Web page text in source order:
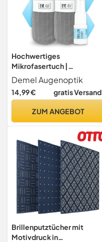
Hochwertiges
Mikrofasertuch |
Brillenputztuch in Optiker
Qualität | Streifenfreie
Reinigung für Brille, Glas,
Oberfläche (2 x
Demel Augenoptik
14,99 € gratis Versand
ZUM ANGEBOT
Brillenputztücher mit
Motivdruck in